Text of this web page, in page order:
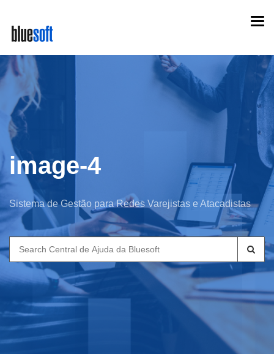
main
content
image-4
Sistema de Gestão para Redes Varejistas e Atacadistas
Search
for: